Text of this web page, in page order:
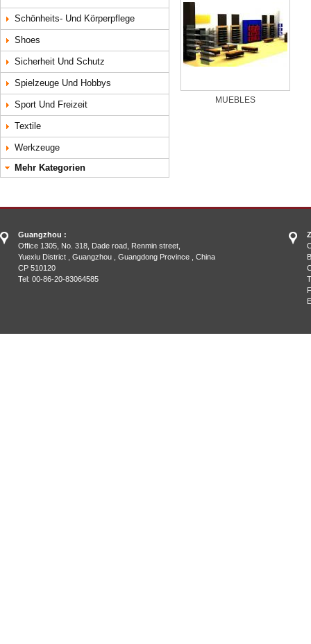
Schönheits- Und Körperpflege
Shoes
Sicherheit Und Schutz
Spielzeuge Und Hobbys
Sport Und Freizeit
Textile
Werkzeuge
Mehr Kategorien
MUEBLES‏
Guangzhou :
Office 1305, No. 318, Dade road, Renmin street,
Yuexiu District , Guangzhou , Guangdong Province , China
CP 510120
Tel: 00-86-20-83064585